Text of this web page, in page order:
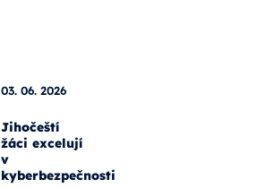
03. 06. 2026
Jihočeští
žáci excelují
v
kyberbezpečnosti